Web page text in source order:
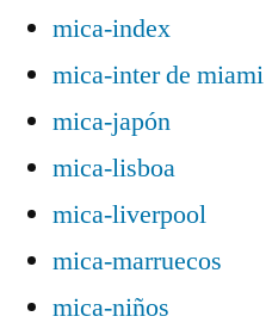
mica-index
mica-inter de miami
mica-japón
mica-lisboa
mica-liverpool
mica-marruecos
mica-niños